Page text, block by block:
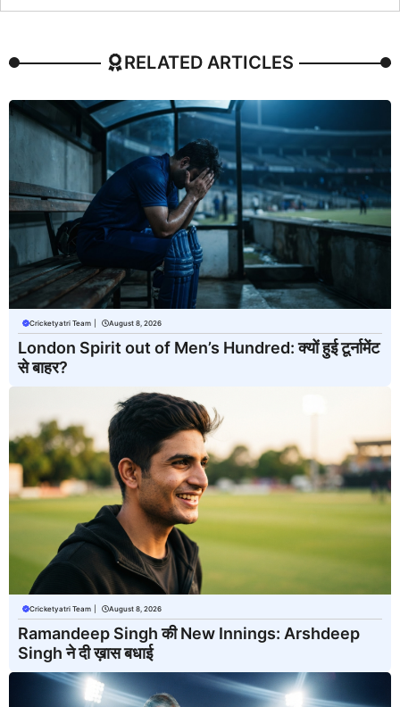
RELATED ARTICLES
Cricketyatri Team August 8, 2026
London Spirit out of Men’s Hundred: क्यों हुई टूर्नामेंट
से बाहर?
Cricketyatri Team August 8, 2026
Ramandeep Singh की New Innings: Arshdeep
Singh ने दी ख़ास बधाई